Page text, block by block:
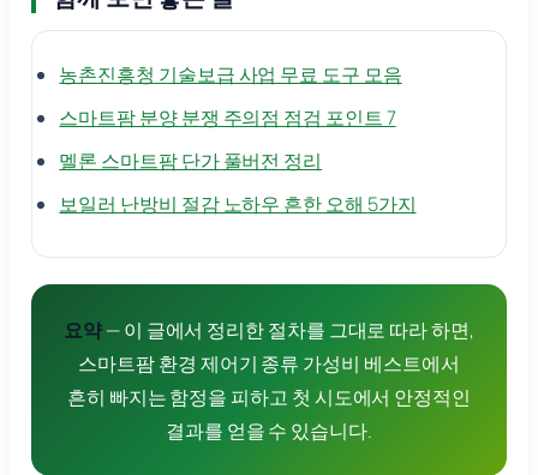
농촌진흥청 기술보급 사업 무료 도구 모음
스마트팜 분양 분쟁 주의점 점검 포인트 7
멜론 스마트팜 단가 풀버전 정리
보일러 난방비 절감 노하우 흔한 오해 5가지
요약— 이 글에서 정리한 절차를 그대로 따라 하면,
스마트팜 환경 제어기 종류 가성비 베스트에서
흔히 빠지는 함정을 피하고 첫 시도에서 안정적인
결과를 얻을 수 있습니다.